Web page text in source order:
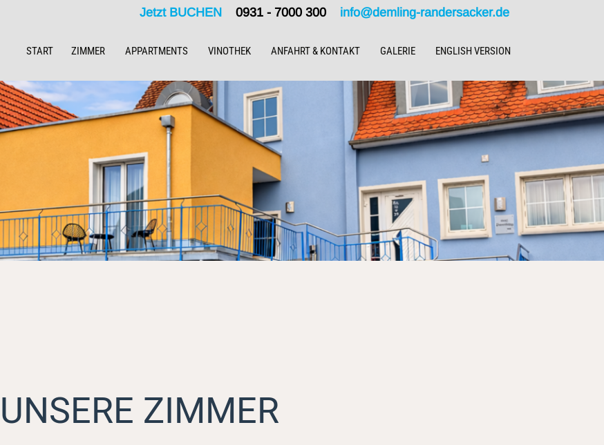
Jetzt BUCHEN0931 - 7000 300 info@demling-randersacker.de
START ZIMMER APPARTMENTS VINOTHEK ANFAHRT & KONTAKT GALERIE ENGLISH VERSION
UNSERE ZIMMER